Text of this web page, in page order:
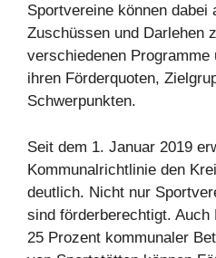
Sportvereine können dabei
Zuschüssen und Darlehen
verschiedenen
ihren Förderquoten,
Schwerpunkten.
Seit dem 1. Januar 2019
Kommunalrichtlinie den
deutlich. Nicht nur
sind förderberechtigt.
25 Prozent kommunaler